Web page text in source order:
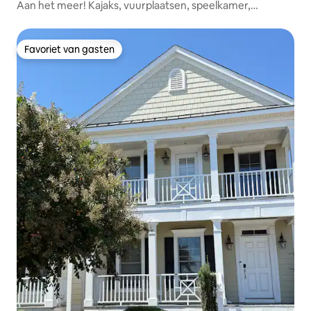
Aan het meer! Kajaks, vuurplaatsen, speelkamer,
Favoriet van gasten
Favoriet van gasten